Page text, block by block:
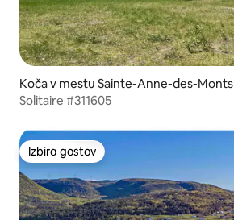
Koča v mestu Sainte-Anne-des-Monts
Solitaire #311605
Izbira gostov
Izbira gostov